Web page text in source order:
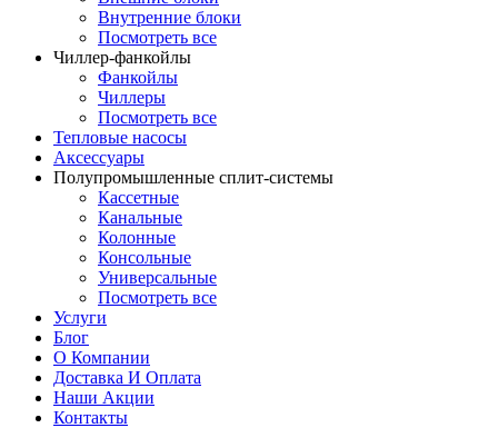
Внутренние блоки
Посмотреть все
Чиллер-фанкойлы
Фанкойлы
Чиллеры
Посмотреть все
Тепловые насосы
Аксессуары
Полупромышленные сплит-системы
Кассетные
Канальные
Колонные
Консольные
Универсальные
Посмотреть все
Услуги
Блог
О Компании
Доставка И Оплата
Наши Акции
Контакты